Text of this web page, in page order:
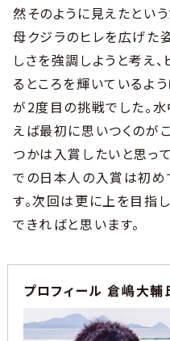
然そのように見えたとい
母クジラのヒレを広げた
しさを強調しようと考え
るところを輝いているよ
が2度目の挑戦でした。
えば最初に思いつくのが
つかは入賞したいと思っ
での日本人の入賞は初め
す。次回は更に上を目指
できればと思います。
プロフィール 倉嶋大輔